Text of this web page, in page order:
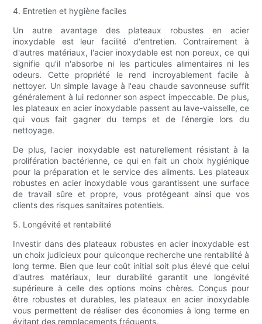
4. Entretien et hygiène faciles
Un autre avantage des plateaux robustes en acier
inoxydable est leur facilité d'entretien. Contrairement à
d'autres matériaux, l'acier inoxydable est non poreux, ce qui
signifie qu'il n'absorbe ni les particules alimentaires ni les
odeurs. Cette propriété le rend incroyablement facile à
nettoyer. Un simple lavage à l'eau chaude savonneuse suffit
généralement à lui redonner son aspect impeccable. De plus,
les plateaux en acier inoxydable passent au lave-vaisselle, ce
qui vous fait gagner du temps et de l'énergie lors du
nettoyage.
De plus, l'acier inoxydable est naturellement résistant à la
prolifération bactérienne, ce qui en fait un choix hygiénique
pour la préparation et le service des aliments. Les plateaux
robustes en acier inoxydable vous garantissent une surface
de travail sûre et propre, vous protégeant ainsi que vos
clients des risques sanitaires potentiels.
5. Longévité et rentabilité
Investir dans des plateaux robustes en acier inoxydable est
un choix judicieux pour quiconque recherche une rentabilité à
long terme. Bien que leur coût initial soit plus élevé que celui
d'autres matériaux, leur durabilité garantit une longévité
supérieure à celle des options moins chères. Conçus pour
être robustes et durables, les plateaux en acier inoxydable
vous permettent de réaliser des économies à long terme en
évitant des remplacements fréquents.